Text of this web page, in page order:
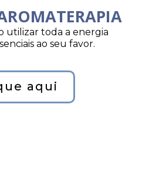
utilizar toda a energia
ao seu favor.
aqui